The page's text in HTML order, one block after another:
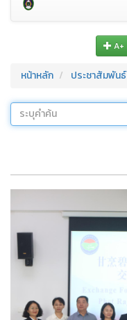
A+
หน้าหลัก ประชาสัมพันธ์